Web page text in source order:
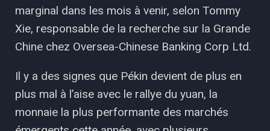
marginal dans les mois à venir, selon Tommy
Xie, responsable de la recherche sur la Grande
Chine chez Oversea-Chinese Banking Corp Ltd.
Il y a des signes que Pékin devient de plus en
plus mal à l’aise avec le rallye du yuan, la
monnaie la plus performante des marchés